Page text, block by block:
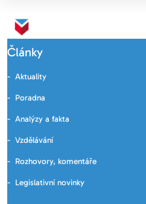
Články
Aktuality
Poradna
Analýzy a fakta
Vzdělávání
Rozhovory, komentáře
Legislativní novinky